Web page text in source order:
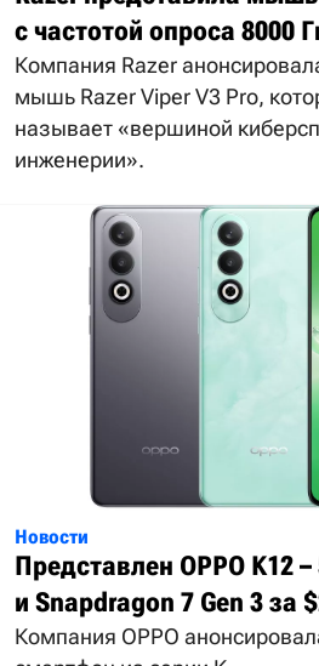
с частотой опроса 8000
Компания Razer
мышь Razer Viper V3 Pro,
называет «вершиной
инженерии».
Новости
Представлен OPPO K12
и Snapdragon 7 Gen 3 за
Компания OPPO